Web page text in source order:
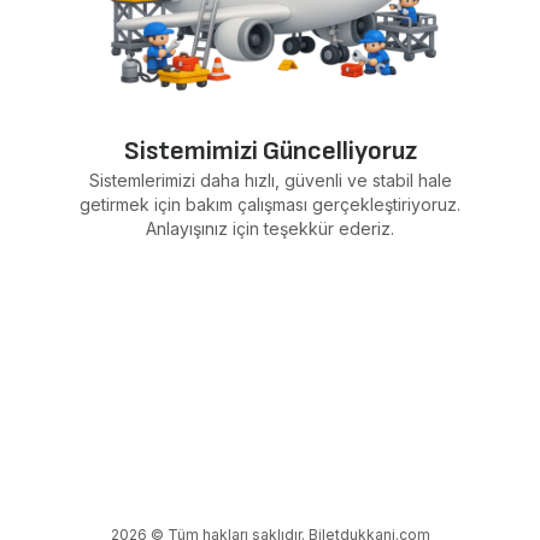
Sistemimizi Güncelliyoruz
Sistemlerimizi daha hızlı, güvenli ve stabil hale
getirmek için bakım çalışması gerçekleştiriyoruz.
Anlayışınız için teşekkür ederiz.
2026 © Tüm hakları saklıdır. Biletdukkani.com